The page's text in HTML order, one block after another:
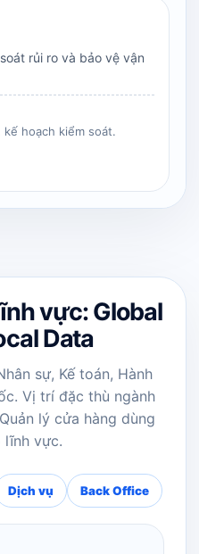
rủi ro và bảo vệ vận
kế hoạch kiểm soát.
vực: Global
Data
sự, Kế toán, Hành
Vị trí đặc thù ngành
lý cửa hàng dùng
lĩnh vực.
Dịch vụ Back Office